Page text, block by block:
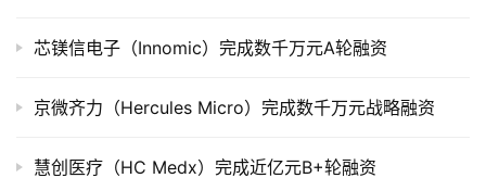
芯镁信电子（Innomic）完成数千万元A轮融资
京微齐力（Hercules Micro）完成数千万元战略融资
慧创医疗（HC Medx）完成近亿元B+轮融资